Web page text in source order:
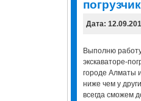
Дата:
Выполню работу
экскаваторе-
городе Алматы
ниже чем у
всегда сможем